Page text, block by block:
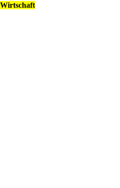
Wirtschaft